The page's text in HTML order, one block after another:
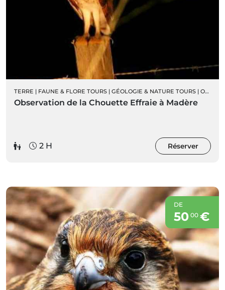
TERRE | FAUNE & FLORE TOURS | GÉOLOGIE & NATURE TOURS | ORNITHOLOGIE
Observation de la Chouette Effraie à Madère
2 H Réserver
DE
50 00€